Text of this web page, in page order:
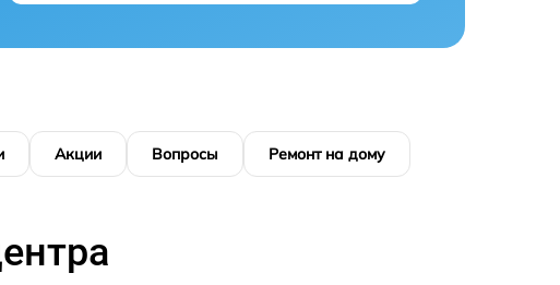
Акции Вопросы Ремонт на дому